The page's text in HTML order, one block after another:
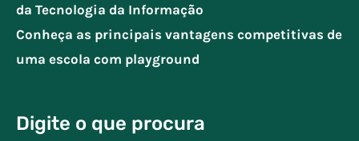
da Tecnologia da Informação
Conheça as principais vantagens competitivas de
uma escola com playground
Digite o que procura